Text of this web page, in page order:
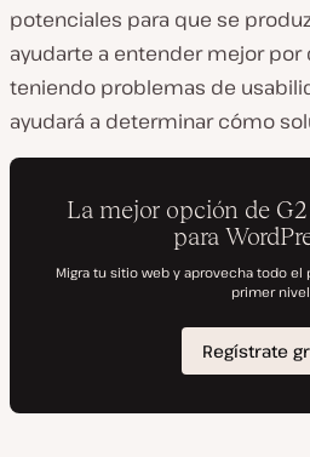
potenciales para que se
ayudarte a entender mejor por
teniendo problemas de
ayudará a determinar cómo